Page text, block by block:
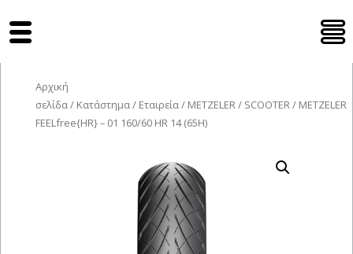
Αρχική
σελίδα/ Κατάστημα/ Εταιρεία/ METZELER/ SCOOTER/ METZELER
FEELfree{HR} – 01 160/60 HR 14 (65H)